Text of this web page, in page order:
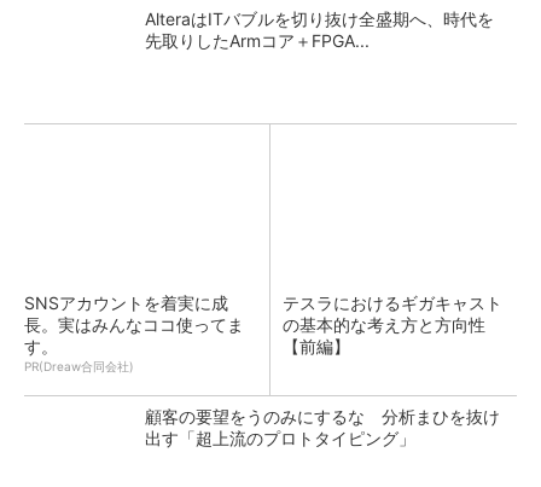
AlteraはITバブルを切り抜け全盛期へ、時代を
先取りしたArmコア＋FPGA...
SNSアカウントを着実に成
長。実はみんなココ使ってま
す。
PR(Dreaw合同会社)
テスラにおけるギガキャスト
の基本的な考え方と方向性
【前編】
顧客の要望をうのみにするな 分析まひを抜け
出す「超上流のプロトタイピング」